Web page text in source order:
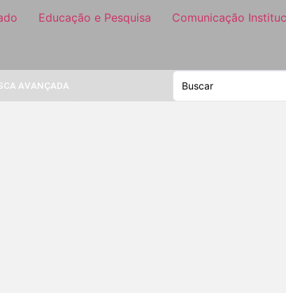
Educação e Pesquisa Comunicação
AVANÇADA